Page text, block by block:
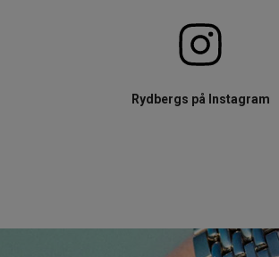
Rydbergs på Instagram